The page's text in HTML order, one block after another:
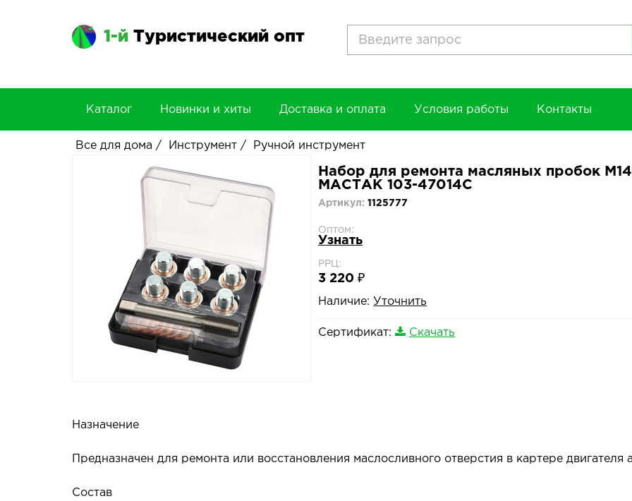
1-й Туристический опт
Каталог Новинки и хиты Доставка и оплата Условия работы Контакты
Все для дома / Инструмент / Ручной инструмент
Набор для ремонта масляных пробок
МАСТАК 103-47014C
Артикул:1125777
Оптом:
Узнать
РРЦ:
3 220 ₽
Наличие: Уточнить
Сертификат: Скачать
Назначение
Предназначен для ремонта или восстановления маслосливного отверстия в картере двигателя
Состав